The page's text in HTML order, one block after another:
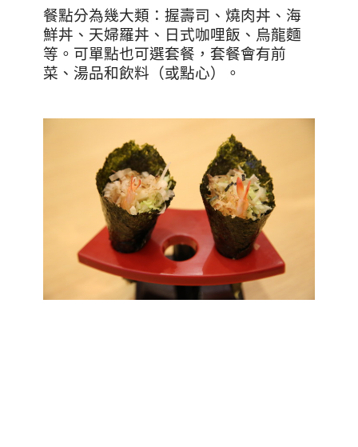
餐點分為幾大類：握壽司、燒肉丼、海
鮮丼、天婦羅丼、日式咖哩飯、烏龍麵
等。可單點也可選套餐，套餐會有前
菜、湯品和飲料（或點心）。